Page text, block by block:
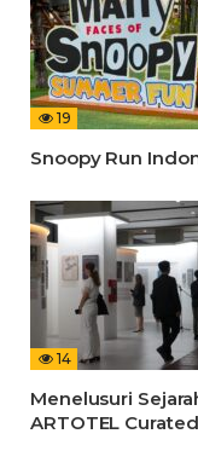
19
Snoopy Run
14
Menelusuri
ARTOTEL Curated